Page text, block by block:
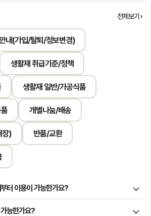
전체보기
내(가입/탈퇴/정보변경)
생활재 취급기준/정책
생활재 일반/가공식품
개별나눔/배송
장) 반품/교환
터 이용이 가능한가요?
능한가요?